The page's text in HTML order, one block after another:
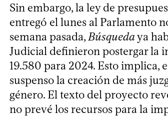
Sin embargo, la ley de
entregó el lunes al Parlamento
semana pasada,Búsquedaya
Judicial definieron postergar la
19.580 para 2024. Esto implica,
suspenso la creación de más
género. El texto del proyecto
no prevé los recursos para la